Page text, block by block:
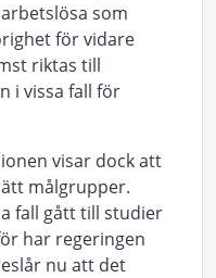
som
för vidare
riktas till
i vissa fall för
visar dock att
målgrupper.
fall gått till studier
har regeringen
nu att det